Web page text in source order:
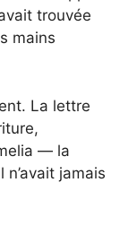
trouvée
mains
La lettre
— la
jamais